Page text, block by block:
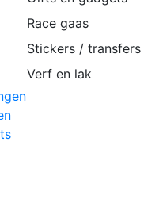
Race gaas
Stickers / transfers
Verf en lak